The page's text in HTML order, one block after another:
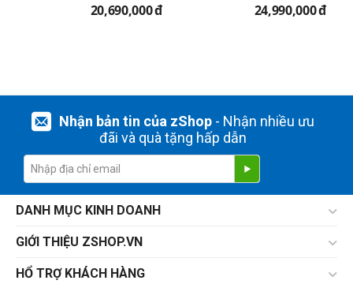
20,690,000đ 24,990,000đ
Nhận bản tin của zShop- Nhận nhiều ưu
đãi và quà tặng hấp dẫn
DANH MỤC KINH DOANH
GIỚI THIỆU ZSHOP.VN
HỔ TRỢ KHÁCH HÀNG